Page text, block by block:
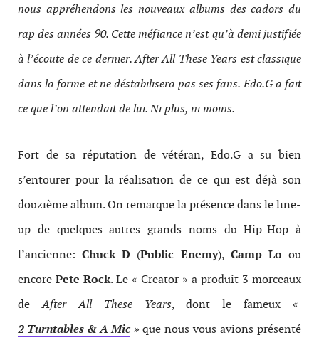
nous appréhendons les nouveaux albums des cadors du
rap des années 90. Cette méfiance n’est qu’à demi justifiée
à l’écoute de ce dernier. After All These Years est classique
dans la forme et ne déstabilisera pas ses fans. Edo.G a fait
ce que l’on attendait de lui. Ni plus, ni moins.
Fort de sa réputation de vétéran, Edo.G a su bien
s’entourer pour la réalisation de ce qui est déjà son
douzième album. On remarque la présence dans le line-
up de quelques autres grands noms du Hip-Hop à
l’ancienne:Chuck D (Public Enemy), Camp Lo ou
encore Pete Rock. Le « Creator » a produit 3 morceaux
deAfter All These Years, dont le fameux «
2 Turntables & A Mic » que nous vous avions présenté